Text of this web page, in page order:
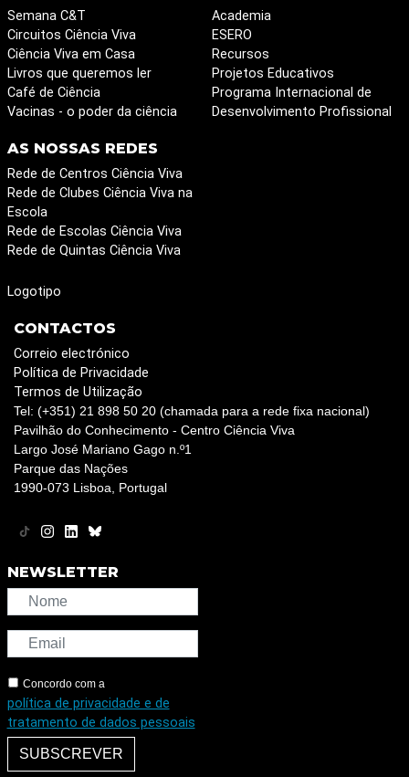
Semana C&T
Circuitos Ciência Viva
Ciência Viva em Casa
Livros que queremos ler
Café de Ciência
Vacinas - o poder da ciência
Academia
ESERO
Recursos
Projetos Educativos
Programa Internacional de
Desenvolvimento Profissional
AS NOSSAS REDES
Rede de Centros Ciência Viva
Rede de Clubes Ciência Viva na
Escola
Rede de Escolas Ciência Viva
Rede de Quintas Ciência Viva
Logotipo
CONTACTOS
Correio electrónico
Política de Privacidade
Termos de Utilização
Tel: (+351) 21 898 50 20 (chamada para a rede fixa nacional)
Pavilhão do Conhecimento - Centro Ciência Viva
Largo José Mariano Gago n.º1
Parque das Nações
1990-073 Lisboa, Portugal
NEWSLETTER
Concordo com a
política de privacidade e de
tratamento de dados pessoais
SUBSCREVER